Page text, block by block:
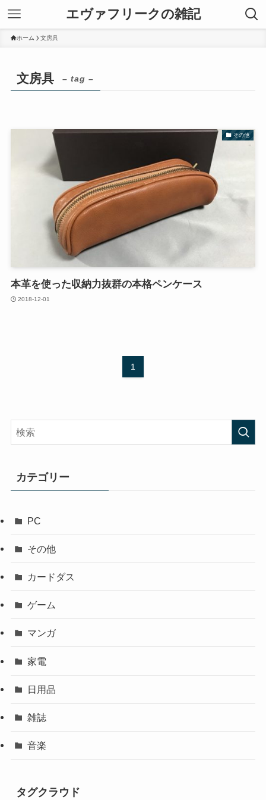
エヴァフリークの雑記
ホーム 文房具
文房具 – tag –
その他
本革を使った収納力抜群の本格ペンケース
2018-12-01
1
カテゴリー
PC
その他
カードダス
ゲーム
マンガ
家電
日用品
雑誌
音楽
タグクラウド